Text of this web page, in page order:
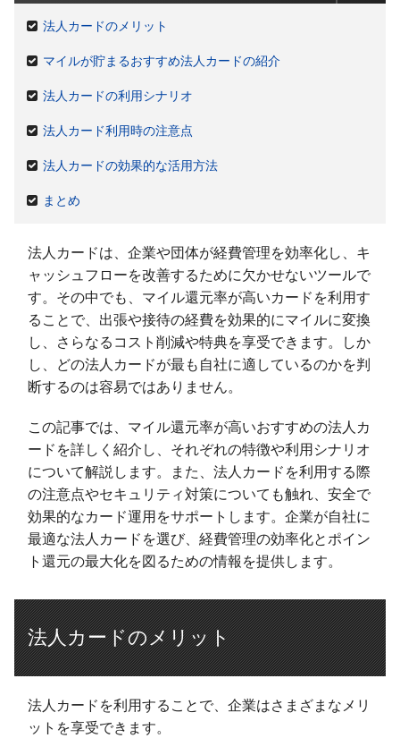
法人カードのメリット
マイルが貯まるおすすめ法人カードの紹介
法人カードの利用シナリオ
法人カード利用時の注意点
法人カードの効果的な活用方法
まとめ
法人カードは、企業や団体が経費管理を効率化し、キ
ャッシュフローを改善するために欠かせないツールで
す。その中でも、マイル還元率が高いカードを利用す
ることで、出張や接待の経費を効果的にマイルに変換
し、さらなるコスト削減や特典を享受できます。しか
し、どの法人カードが最も自社に適しているのかを判
断するのは容易ではありません。
この記事では、マイル還元率が高いおすすめの法人カ
ードを詳しく紹介し、それぞれの特徴や利用シナリオ
について解説します。また、法人カードを利用する際
の注意点やセキュリティ対策についても触れ、安全で
効果的なカード運用をサポートします。企業が自社に
最適な法人カードを選び、経費管理の効率化とポイン
ト還元の最大化を図るための情報を提供します。
法人カードのメリット
法人カードを利用することで、企業はさまざまなメリ
ットを享受できます。